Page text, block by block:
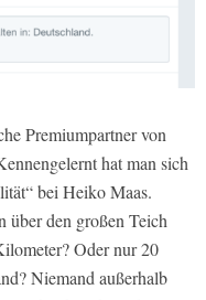
Premiumpartner von
hat man sich
bei Heiko Maas.
über den großen Teich
Oder nur 20
Niemand außerhalb